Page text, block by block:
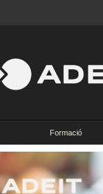
Formació